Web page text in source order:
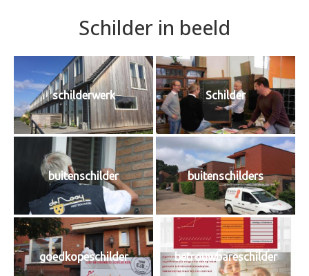
Schilder in beeld
schilderwerk Schilder
buitenschilder buitenschilders
goedkopeschilder betrouwbareschilder